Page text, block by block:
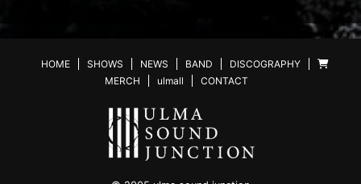
HOME SHOWS NEWS BAND
DISCOGRAPHY
MERCH
ulmall CONTACT